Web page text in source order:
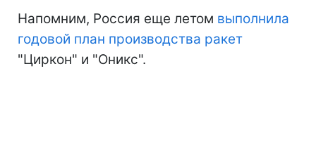
Напомним, Россия еще летом выполнила
годовой план производства ракет
"Циркон" и "Оникс".